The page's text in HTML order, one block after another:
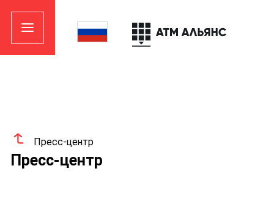
Пресс-центр
Пресс-центр